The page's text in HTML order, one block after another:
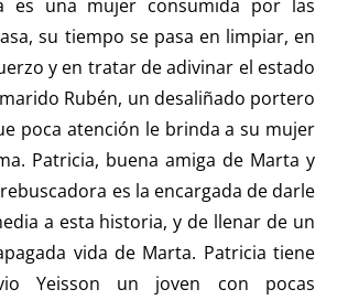
es una mujer consumida por las
su tiempo se pasa en limpiar, en
y en tratar de adivinar el estado
Rubén, un desaliñado portero
poca atención le brinda a su mujer
Patricia, buena amiga de Marta y
es la encargada de darle
a esta historia, y de llenar de un
vida de Marta. Patricia tiene
Yeisson un joven con pocas